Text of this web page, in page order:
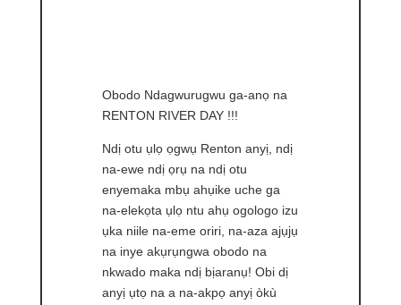
Obodo Ndagwurugwu ga-anọ na
RENTON RIVER DAY !!!
Ndị otu ụlọ ọgwụ Renton anyị, ndị
na-ewe ndị ọrụ na ndị otu
enyemaka mbụ ahụike uche ga
na-elekọta ụlọ ntu ahụ ogologo izu
ụka niile na-eme oriri, na-aza ajụjụ
na inye akụrụngwa obodo na
nkwado maka ndị bịaranụ! Obi dị
anyị ụtọ na a na-akpọ anyị òkù